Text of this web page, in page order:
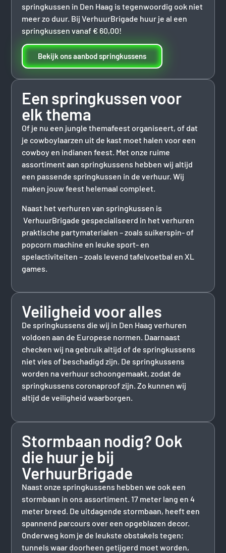
springkussen in Den Haag is tegenwoordig ook niet
meer zo duur. Bij VerhuurBrigade huur je al een
springkussen vanaf € 60,00!
Bekijk ons aanbod springkussens
Een springkussen voor
elk thema
Of je nu een jungle themafeest organiseert, of dat
je cowboylaarzen uit de kast moet halen voor een
cowboy en indianen feest. Met onze ruime
assortiment aan springkussens hebben wij altijd
een passende springkussen in de verhuur. Wij
maken jouw feest helemaal compleet.
Naast het verhuren van springkussen is
VerhuurBrigade gespecialiseerd in het verhuren
praktische partymaterialen – zoals suikerspin- of
popcorn machine en leuke sport- en
spelactiviteiten – zoals levend tafelvoetbal en XL
games.
Veiligheid voor alles
De springkussens die wij in Den Haag verhuren
voldoen aan de Europese normen. Daarnaast
checken wij na gebruik altijd of de springkussens
niet vies of beschadigd zijn. De springkussens
worden na verhuur schoongemaakt, zodat de
springkussens coronaproof zijn. Zo kunnen wij
altijd de veiligheid waarborgen.
Stormbaan nodig? Ook
die huur je bij
VerhuurBrigade
Naast onze springkussens hebben we ook een
stormbaan in ons assortiment. 17 meter lang en 4
meter breed. De uitdagende stormbaan, heeft een
spannend parcours over een opgeblazen decor.
Onderweg kom je de leukste obstakels tegen;
tunnels waar doorheen getijgerd moet worden,